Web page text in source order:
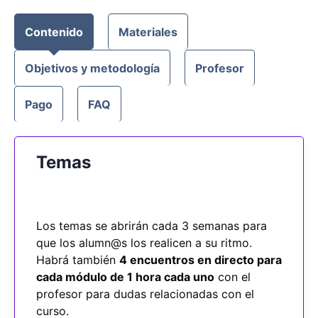
Contenido Materiales
Objetivos y metodología Profesor
Pago FAQ
Temas
Los temas se abrirán cada 3 semanas para
que los alumn@s los realicen a su ritmo.
Habrá también 4 encuentros en directo para
cada módulo de 1 hora cada uno con el
profesor para dudas relacionadas con el
curso.